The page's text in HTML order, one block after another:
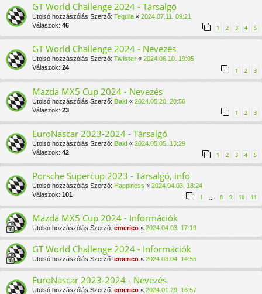
GT World Challenge 2024 - Társalgó
Utolsó hozzászólás Szerző: Tequila « 2024.07.11. 09:21
Válaszok: 46 1 2 3 4 5
GT World Challenge 2024 - Nevezés
Utolsó hozzászólás Szerző: Twister « 2024.06.10. 19:05
Válaszok: 24 1 2 3
Mazda MX5 Cup 2024 - Nevezés
Utolsó hozzászólás Szerző: Baki « 2024.05.20. 20:56
Válaszok: 23 1 2 3
EuroNascar 2023-2024 - Társalgó
Utolsó hozzászólás Szerző: Baki « 2024.05.05. 13:29
Válaszok: 42 1 2 3 4 5
Porsche Supercup 2023 - Társalgó, info
Utolsó hozzászólás Szerző: Happiness « 2024.04.03. 18:24
Válaszok: 101 1 8 9 10 11
Mazda MX5 Cup 2024 - Információk
Utolsó hozzászólás Szerző: emerico « 2024.04.03. 17:19
GT World Challenge 2024 - Információk
Utolsó hozzászólás Szerző: emerico « 2024.03.04. 14:55
EuroNascar 2023-2024 - Nevezés
Utolsó hozzászólás Szerző: emerico « 2024.01.29. 16:57